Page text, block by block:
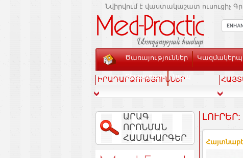
Նվիրվում է վաստակաշատ ուսուցիչ
Ծառայություններ
Տեսասրահ Կապ
ԻՐԱԴԱՐՁՈՒԹՅՈՒՆՆԵՐ
ԱՐԱԳ
ՈՐՈՆՄԱՆ
ՀԱՄԱԿԱՐԳԵՐ